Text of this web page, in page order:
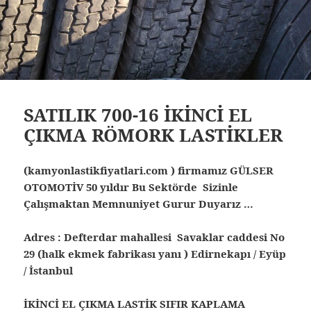
SATILIK 700-16 İKİNCİ EL
ÇIKMA RÖMORK LASTİKLER
(kamyonlastikfiyatlari.com ) firmamız GÜLSER
OTOMOTİV 50 yıldır Bu Sektörde Sizinle
Çalışmaktan Memnuniyet Gurur Duyarız …
Adres : Defterdar mahallesi Savaklar caddesi No
29 (halk ekmek fabrikası yanı ) Edirnekapı / Eyüp
/ İstanbul
İKİNCİ EL ÇIKMA LASTİK SIFIR KAPLAMA